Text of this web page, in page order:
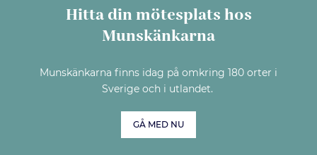
Hitta din mötesplats hos
Munskänkarna
Munskänkarna finns idag på omkring 180 orter i
Sverige och i utlandet.
GÅ MED NU